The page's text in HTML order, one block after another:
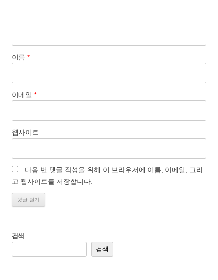
이름 *
이메일 *
웹사이트
다음 번 댓글 작성을 위해 이 브라우저에 이름, 이메일, 그리
고 웹사이트를 저장합니다.
검색
검색